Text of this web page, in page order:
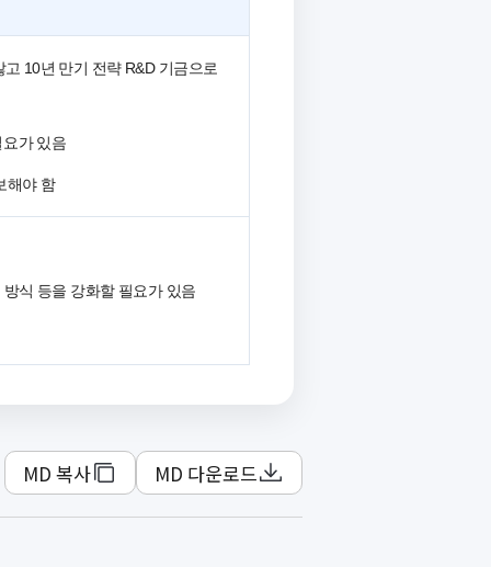
10년 만기 전략 R&D 기금으로
가 있음
해야 함
식 등을 강화할 필요가 있음
MD 복사 MD 다운로드